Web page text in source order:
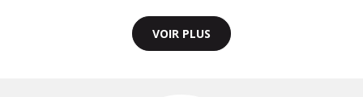
VOIR PLUS